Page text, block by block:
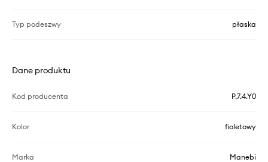
Typ podeszwy płaska
Dane produktu
Kod producenta P.7.4.Y0
Kolor fioletowy
Marka Manebi